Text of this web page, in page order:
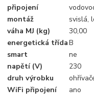
připojení
montáž
svislá,
váha MJ (kg)
30,00
energetická třídaB
smart
ne
napětí (V)
230
druh výrobku
WiFi připojení
ano